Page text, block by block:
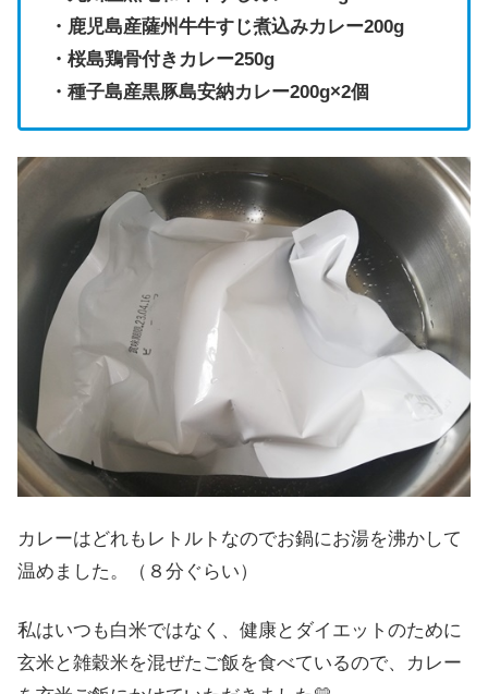
・鹿児島産薩州牛牛すじ煮込みカレー200g
・桜島鶏骨付きカレー250g
・種子島産黒豚島安納カレー200g×2個
カレーはどれもレトルトなのでお鍋にお湯を沸かして
温めました。（８分ぐらい）
私はいつも白米ではなく、健康とダイエットのために
玄米と雑穀米を混ぜたご飯を食べているので、カレー